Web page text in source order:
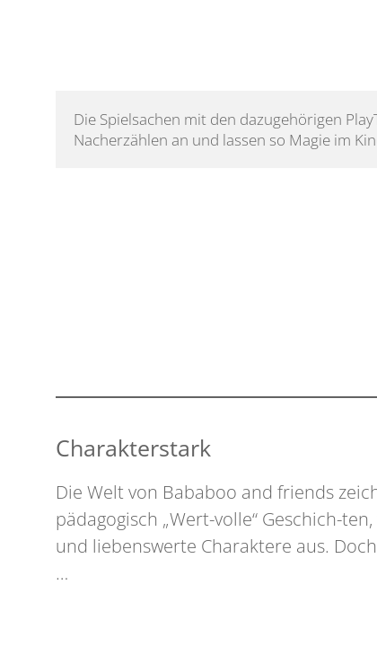
Die Spielsachen mit den dazugehörigen
Nacherzählen an und lassen so Magie im
Charakterstark
Die Welt von Bababoo and friends
pädagogisch „Wert-volle“ Geschich-
und liebenswerte Charaktere aus.
…